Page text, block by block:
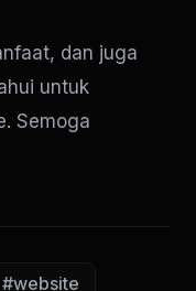
dan juga
untuk
Semoga
#website